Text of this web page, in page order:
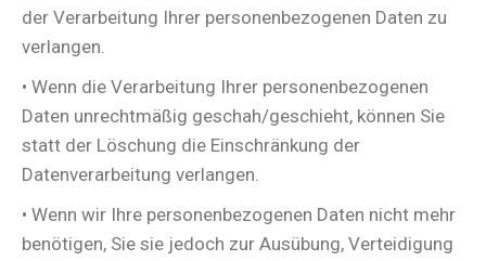
der Verarbeitung Ihrer personenbezogenen Daten zu
verlangen.
• Wenn die Verarbeitung Ihrer personenbezogenen
Daten unrechtmäßig geschah/geschieht, können Sie
statt der Löschung die Einschränkung der
Datenverarbeitung verlangen.
• Wenn wir Ihre personenbezogenen Daten nicht mehr
benötigen, Sie sie jedoch zur Ausübung, Verteidigung